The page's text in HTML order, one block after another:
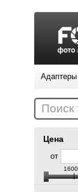
Цена
от
Адаптеры
Поиск